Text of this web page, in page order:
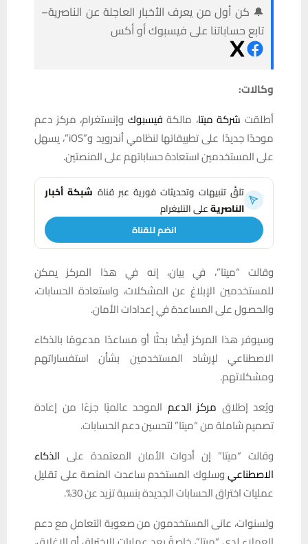
🔔 كن أول من يعرف الأخبار العاجلة عن الناصرية–
تابع حساباتنا على فيسبوك أو أكس
وكالات:
أطلقت شركة ميتا، مالكة فيسبوك وإنستغرام، مركز دعم
موحدًا جديدًا على تطبيقاتها لنظامي أندرويد و”iOS”، يسهل
على المستخدمين استعادة حساباتهم على المنصتين.
تلقَّ تنبيهات وتحديثات فورية عبر قناة شبكة أخبار
الناصريةعلى التليغرام
انضم للقناة
وقالت “ميتا”، في بيان، إنه في هذا المركز يمكن
للمستخدمين الإبلاغ عن المشكلات، واستعادة الحسابات،
والحصول على المساعدة في إعدادات الأمان.
وسيوفر هذا المركز أيضًا بحثًا أو مساعدًا مدعومًا بالذكاء
الاصطناعي لإرشاد المستخدمين بشأن استفساراتهم
ومشكلاتهم.
ويُعد إطلاق مركز الدعم الموحد عالميًا جزءًا من إعادة
تصميم شاملة من “ميتا” لتحسين دعم الحسابات.
وقالت “ميتا” إن أدوات الأمان المعتمدة على الذكاء
الاصطناعيوسلوك المستخدم ساعدت المنصة على تقليل
عمليات اختراق الحسابات الجديدة بنسبة تزيد عن 30%.
ولسنوات، عانى المستخدمون من صعوبة التعامل مع دعم